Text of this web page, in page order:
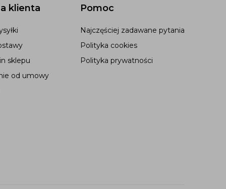
klienta
sklepu
od umowy
Pomoc
Najczęściej zadawane pytania
Polityka cookies
Polityka prywatności